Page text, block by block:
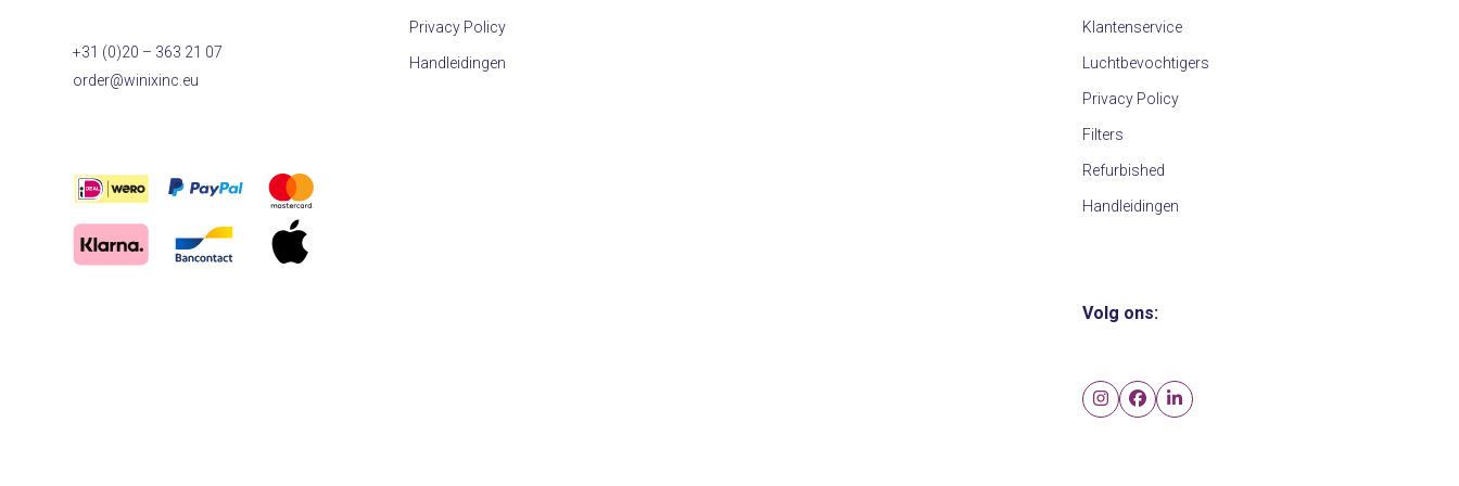
+31 (0)20 – 363 21 07
order@winixinc.eu
Privacy Policy
Handleidingen
Klantenservice
Luchtbevochtigers
Privacy Policy
Filters
Refurbished
Handleidingen
Volg ons:
Instagram
Facebook
LinkedIn